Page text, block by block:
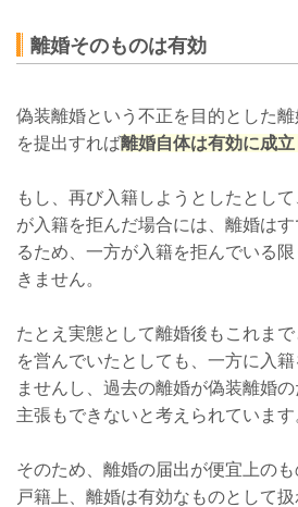
離婚そのものは有効
偽装離婚という不正を目的とした
を提出すれば離婚自体は有効に成立
もし、再び入籍しようとしたとし
が入籍を拒んだ場合には、離婚は
るため、一方が入籍を拒んでいる
きません。
たとえ実態として離婚後もこれま
を営んでいたとしても、一方に入
ませんし、過去の離婚が偽装離婚
主張もできないと考えられています
そのため、離婚の届出が便宜上のも
戸籍上、離婚は有効なものとして扱